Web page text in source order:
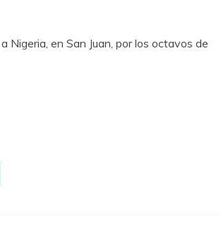
en San Juan, por los octavos de